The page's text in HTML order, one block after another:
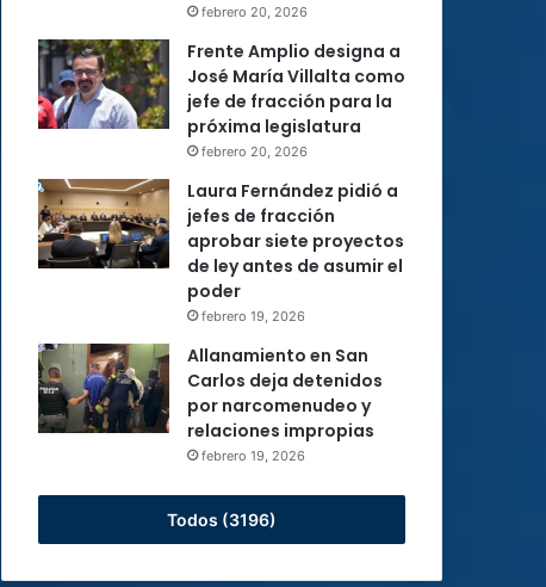
febrero 20, 2026
Frente Amplio designa a
José María Villalta como
jefe de fracción para la
próxima legislatura
febrero 20, 2026
Laura Fernández pidió a
jefes de fracción
aprobar siete proyectos
de ley antes de asumir el
poder
febrero 19, 2026
Allanamiento en San
Carlos deja detenidos
por narcomenudeo y
relaciones impropias
febrero 19, 2026
Todos (3196)